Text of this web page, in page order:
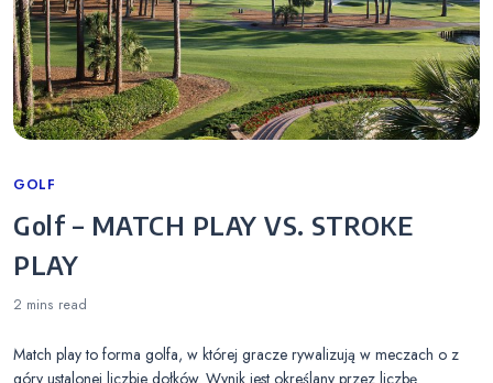
Categories
GOLF
Golf – MATCH PLAY VS. STROKE
PLAY
2 mins read
Match play to forma golfa, w której gracze rywalizują w meczach o z
góry ustalonej liczbie dołków. Wynik jest określany przez liczbę